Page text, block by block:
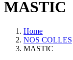
MASTIC
Home
NOS COLLES
MASTIC